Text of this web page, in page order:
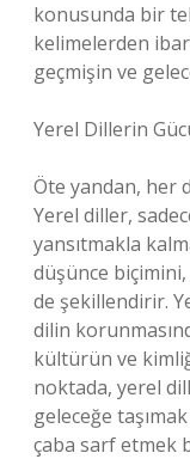
konusunda bir
kelimelerden
geçmişin ve
Yerel Dillerin
Öte yandan, her
Yerel diller,
yansıtmakla
düşünce
de şekillendirir.
dilin
kültürün ve
noktada, yerel
geleceğe
çaba sarf etmek